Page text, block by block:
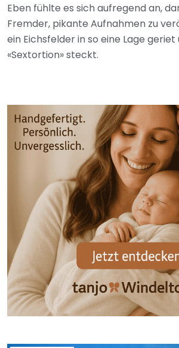
Eben fühlte es sich aufregend an,
Fremder, pikante Aufnahmen zu
ein Eichsfelder in so eine Lage
«Sextortion» steckt.